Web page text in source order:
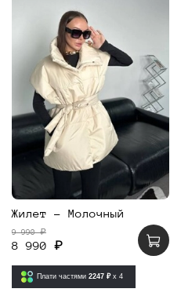
Жилет - Молочный
9 990 ₽
8 990 ₽
Плати частями 2247 ₽ x 4